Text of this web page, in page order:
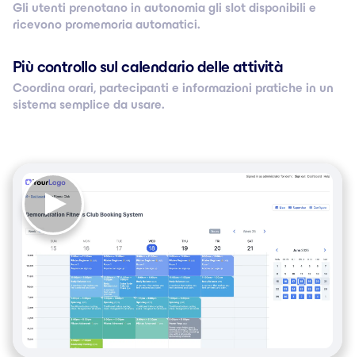
Gli utenti prenotano in autonomia gli slot disponibili e
ricevono promemoria automatici.
Più controllo sul calendario delle attività
Coordina orari, partecipanti e informazioni pratiche in un
sistema semplice da usare.